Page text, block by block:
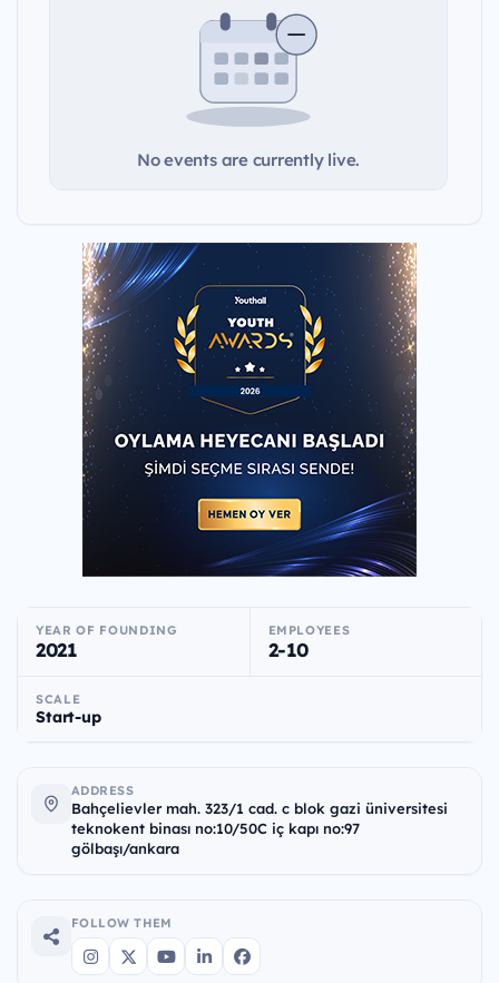
No events are currently live.
YEAR OF FOUNDING
2021
EMPLOYEES
2-10
SCALE
Start-up
ADDRESS
Bahçelievler mah. 323/1 cad. c blok gazi üniversitesi
teknokent binası no:10/50C iç kapı no:97
gölbaşı/ankara
FOLLOW THEM